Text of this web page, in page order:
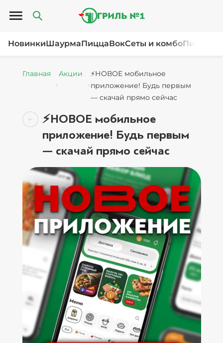
Открыть меню
НовинкиШаурмаПиццаВокСеты и комбоПироги
Главная Акции
⚡НОВОЕ мобильное
приложение! Будь первым
— скачай прямо сейчас
⚡НОВОЕ мобильное
приложение! Будь первым
— скачай прямо сейчас